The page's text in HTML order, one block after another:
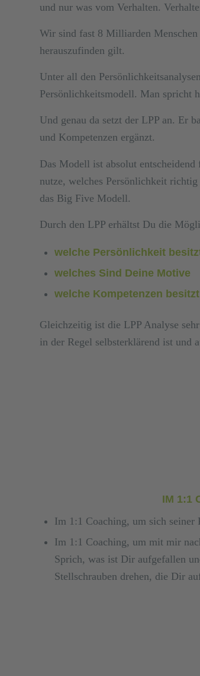
und nur was vom Verhalten.
Wir sind fast 8 Milliarden Menschen
herauszufinden gilt.
Unter all den
Persönlichkeitsmodell. Man spricht
Und genau da setzt der LPP an. Er
und Kompetenzen ergänzt.
Das Modell ist absolut
nutze, welches Persönlichkeit
das Big Five Modell.
Durch den LPP erhältst Du die
welche Persönlichkeit
welches Sind Deine Motive
welche Kompetenzen
Gleichzeitig ist die LPP Analyse
in der Regel selbsterklärend ist und
IM 1:1
Im 1:1 Coaching, um sich seiner
Im 1:1 Coaching, um mit mir
Sprich, was ist Dir aufgefallen
Stellschrauben drehen, die Dir